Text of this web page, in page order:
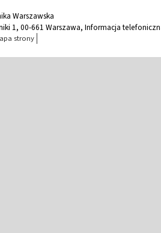
Warszawska
1, 00-661 Warszawa, Informacja
strony